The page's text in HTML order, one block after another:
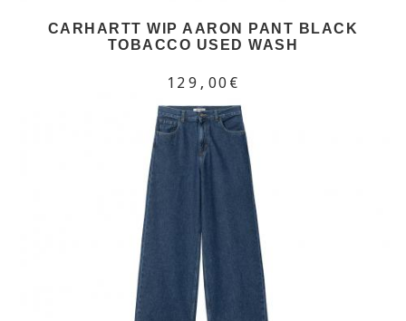
CARHARTT WIP AARON PANT BLACK
TOBACCO USED WASH
129,00€